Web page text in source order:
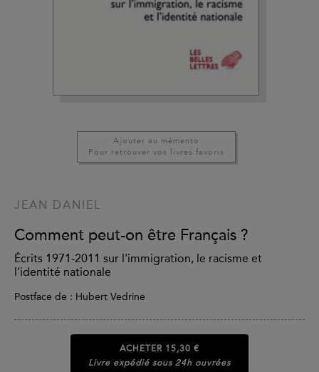
Ajouter au mémento
Pour retrouver vos livres favoris
JEAN DANIEL
Comment peut-on être Français ?
Écrits 1971-2011 sur l'immigration, le racisme et
l'identité nationale
Postface de : Hubert Vedrine
ACHETER 15,30 €
Livre expédié sous 24h ouvrées